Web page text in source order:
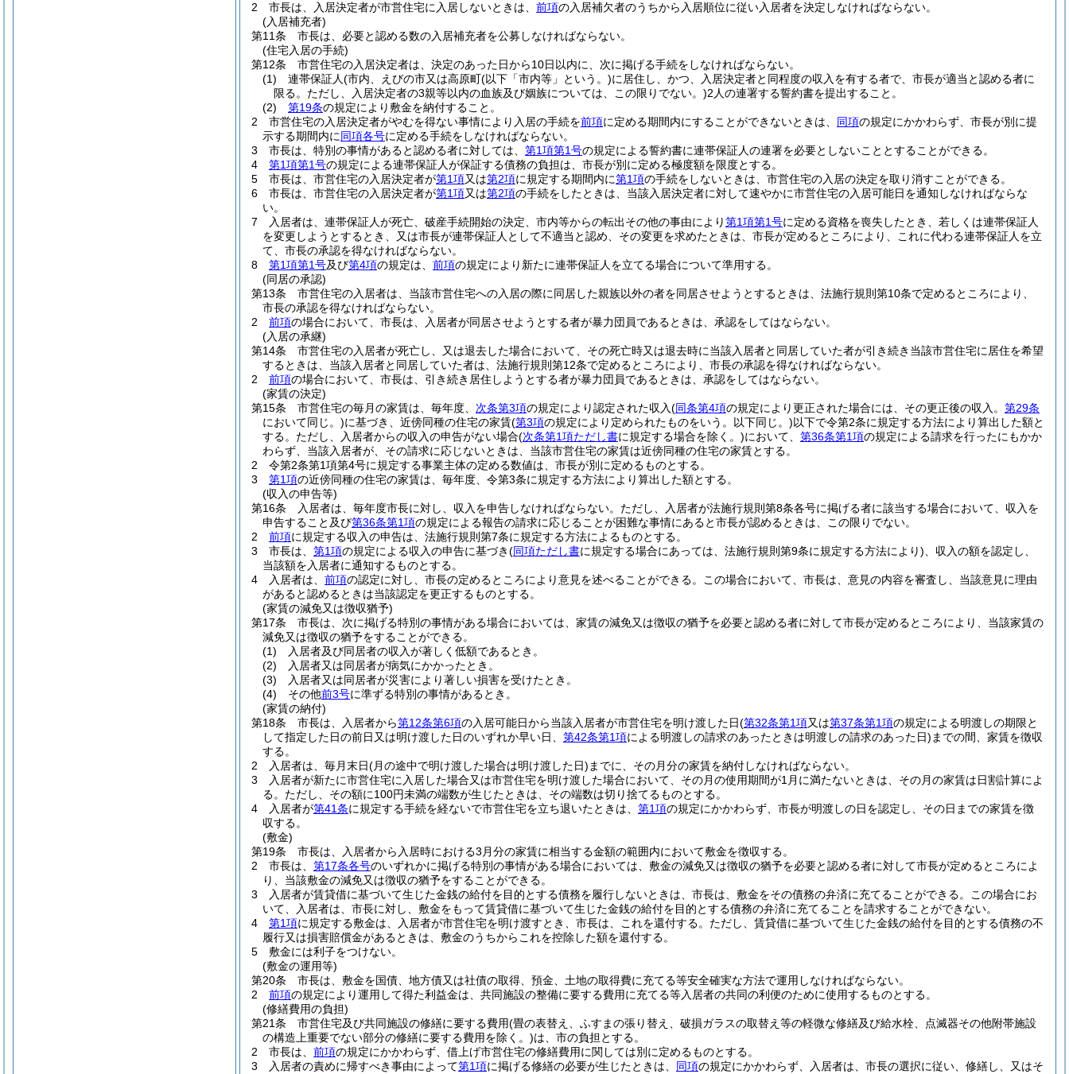
2
市長は、入居決定者が市営住宅に入居しないときは、 前項の入居補欠者のうちから入居順位に従い入居者を決定しなければならない。
(入居補充者)
第11条
市長は、必要と認める数の入居補充者を公募しなければならない。
(住宅入居の手続)
第12条
市営住宅の入居決定者は、決定のあった日から10日以内に、次に掲げる手続をしなければならない。
(1)
連帯保証人(市内、えびの市又は高原町(以下「市内等」という。)に居住し、かつ、入居決定者と同程度の収入を有する者で、市長が適当と認める者に
限る。ただし、入居決定者の3親等以内の血族及び姻族については、この限りでない。)2人の連署する誓約書を提出すること。
(2)
第19条の規定により敷金を納付すること。
2
市営住宅の入居決定者がやむを得ない事情により入居の手続を前項に定める期間内にすることができないときは、 同項の規定にかかわらず、市長が別に提
示する期間内に同項各号に定める手続をしなければならない。
3
市長は、特別の事情があると認める者に対しては、 第1項第1号の規定による誓約書に連帯保証人の連署を必要としないこととすることができる。
4
第1項第1号の規定による連帯保証人が保証する債務の負担は、市長が別に定める極度額を限度とする。
5
市長は、市営住宅の入居決定者が第1項又は第2項に規定する期間内に第1項の手続をしないときは、市営住宅の入居の決定を取り消すことができる。
6
市長は、市営住宅の入居決定者が第1項又は第2項の手続をしたときは、当該入居決定者に対して速やかに市営住宅の入居可能日を通知しなければならな
い。
7
入居者は、連帯保証人が死亡、破産手続開始の決定、市内等からの転出その他の事由により第1項第1号に定める資格を喪失したとき、若しくは連帯保証人
を変更しようとするとき、又は市長が連帯保証人として不適当と認め、その変更を求めたときは、市長が定めるところにより、これに代わる連帯保証人を立
て、市長の承認を得なければならない。
8
第1項第1号及び第4項の規定は、 前項の規定により新たに連帯保証人を立てる場合について準用する。
(同居の承認)
第13条
市営住宅の入居者は、当該市営住宅への入居の際に同居した親族以外の者を同居させようとするときは、法施行規則第10条で定めるところにより、
市長の承認を得なければならない。
2
前項の場合において、市長は、入居者が同居させようとする者が暴力団員であるときは、承認をしてはならない。
(入居の承継)
第14条
市営住宅の入居者が死亡し、又は退去した場合において、その死亡時又は退去時に当該入居者と同居していた者が引き続き当該市営住宅に居住を希望
するときは、当該入居者と同居していた者は、法施行規則第12条で定めるところにより、市長の承認を得なければならない。
2
前項の場合において、市長は、引き続き居住しようとする者が暴力団員であるときは、承認をしてはならない。
(家賃の決定)
第15条
市営住宅の毎月の家賃は、毎年度、 次条第3項の規定により認定された収入(同条第4項の規定により更正された場合には、その更正後の収入。 第29条
において同じ。)に基づき、近傍同種の住宅の家賃(第3項の規定により定められたものをいう。以下同じ。)以下で令第2条に規定する方法により算出した額と
する。 ただし、入居者からの収入の申告がない場合(次条第1項ただし書に規定する場合を除く。)において、 第36条第1項の規定による請求を行ったにもかか
わらず、当該入居者が、その請求に応じないときは、当該市営住宅の家賃は近傍同種の住宅の家賃とする。
2
令第2条第1項第4号に規定する事業主体の定める数値は、市長が別に定めるものとする。
3
第1項の近傍同種の住宅の家賃は、毎年度、令第3条に規定する方法により算出した額とする。
(収入の申告等)
第16条
入居者は、毎年度市長に対し、収入を申告しなければならない。 ただし、入居者が法施行規則第8条各号に掲げる者に該当する場合において、収入を
申告すること及び第36条第1項の規定による報告の請求に応じることが困難な事情にあると市長が認めるときは、この限りでない。
2
前項に規定する収入の申告は、法施行規則第7条に規定する方法によるものとする。
3
市長は、 第1項の規定による収入の申告に基づき(同項ただし書に規定する場合にあっては、法施行規則第9条に規定する方法により) 、収入の額を認定し、
当該額を入居者に通知するものとする。
4
入居者は、 前項の認定に対し、市長の定めるところにより意見を述べることができる。
この場合において、市長は、意見の内容を審査し、当該意見に理由
があると認めるときは当該認定を更正するものとする。
(家賃の減免又は徴収猶予)
第17条
市長は、次に掲げる特別の事情がある場合においては、家賃の減免又は徴収の猶予を必要と認める者に対して市長が定めるところにより、当該家賃の
減免又は徴収の猶予をすることができる。
(1)
入居者及び同居者の収入が著しく低額であるとき。
(2)
入居者又は同居者が病気にかかったとき。
(3)
入居者又は同居者が災害により著しい損害を受けたとき。
(4)
その他前3号に準ずる特別の事情があるとき。
(家賃の納付)
第18条
市長は、入居者から第12条第6項の入居可能日から当該入居者が市営住宅を明け渡した日(第32条第1項又は第37条第1項の規定による明渡しの期限と
して指定した日の前日又は明け渡した日のいずれか早い日、 第42条第1項による明渡しの請求のあったときは明渡しの請求のあった日) までの間、家賃を徴収
する。
2
入居者は、毎月末日(月の途中で明け渡した場合は明け渡した日) までに、その月分の家賃を納付しなければならない。
3
入居者が新たに市営住宅に入居した場合又は市営住宅を明け渡した場合において、その月の使用期間が1月に満たないときは、その月の家賃は日割計算によ
る。 ただし、その額に100円未満の端数が生じたときは、その端数は切り捨てるものとする。
4
入居者が第41条に規定する手続を経ないで市営住宅を立ち退いたときは、 第1項の規定にかかわらず、市長が明渡しの日を認定し、その日までの家賃を徴
収する。
(敷金)
第19条
市長は、入居者から入居時における3月分の家賃に相当する金額の範囲内において敷金を徴収する。
2
市長は、 第17条各号のいずれかに掲げる特別の事情がある場合においては、敷金の減免又は徴収の猶予を必要と認める者に対して市長が定めるところによ
り、当該敷金の減免又は徴収の猶予をすることができる。
3
入居者が賃貸借に基づいて生じた金銭の給付を目的とする債務を履行しないときは、市長は、敷金をその債務の弁済に充てることができる。
この場合にお
いて、入居者は、市長に対し、敷金をもって賃貸借に基づいて生じた金銭の給付を目的とする債務の弁済に充てることを請求することができない。
4
第1項に規定する敷金は、入居者が市営住宅を明け渡すとき、市長は、これを還付する。 ただし、賃貸借に基づいて生じた金銭の給付を目的とする債務の不
履行又は損害賠償金があるときは、敷金のうちからこれを控除した額を還付する。
5
敷金には利子をつけない。
(敷金の運用等)
第20条
市長は、敷金を国債、地方債又は社債の取得、預金、土地の取得費に充てる等安全確実な方法で運用しなければならない。
2
前項の規定により運用して得た利益金は、共同施設の整備に要する費用に充てる等入居者の共同の利便のために使用するものとする。
(修繕費用の負担)
第21条
市営住宅及び共同施設の修繕に要する費用(畳の表替え、ふすまの張り替え、破損ガラスの取替え等の軽微な修繕及び給水栓、点滅器その他附帯施設
の構造上重要でない部分の修繕に要する費用を除く。)は、市の負担とする。
2
市長は、 前項の規定にかかわらず、借上げ市営住宅の修繕費用に関しては別に定めるものとする。
3
入居者の責めに帰すべき事由によって第1項に掲げる修繕の必要が生じたときは、 同項の規定にかかわらず、入居者は、市長の選択に従い、修繕し、又はそ